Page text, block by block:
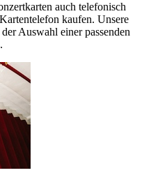
auch telefonisch
kaufen. Unsere
Auswahl einer passenden